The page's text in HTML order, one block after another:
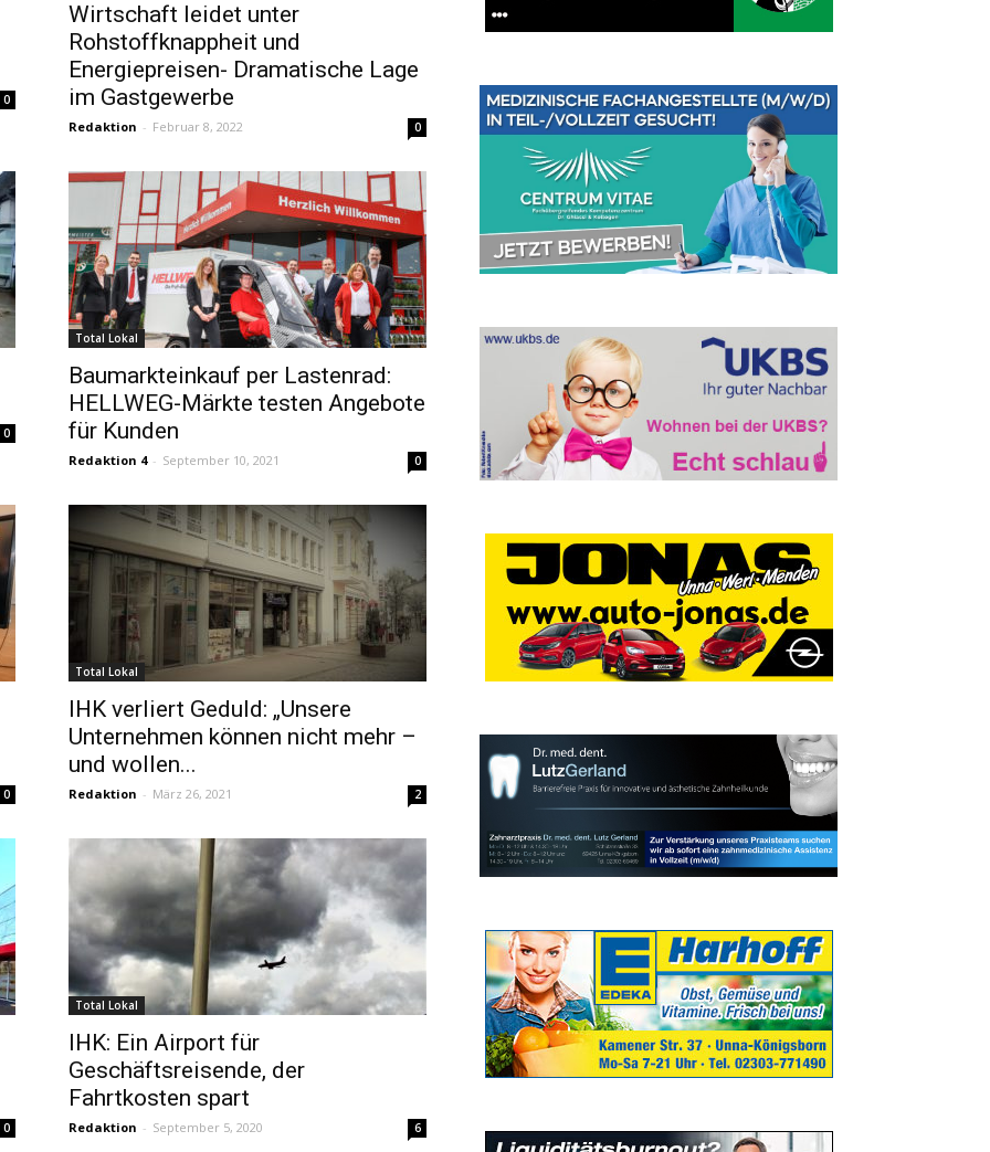
0
Wirtschaft leidet unter
Rohstoffknappheit und
Energiepreisen- Dramatische Lage
im Gastgewerbe
Redaktion - Februar 8, 2022 0
0
Total Lokal
Baumarkteinkauf per Lastenrad:
HELLWEG-Märkte testen Angebote
für Kunden
Redaktion 4 - September 10, 2021 0
0
Total Lokal
IHK verliert Geduld: „Unsere
Unternehmen können nicht mehr –
und wollen...
Redaktion - März 26, 2021 2
0
Total Lokal
IHK: Ein Airport für
Geschäftsreisende, der
Fahrtkosten spart
Redaktion - September 5, 2020 6